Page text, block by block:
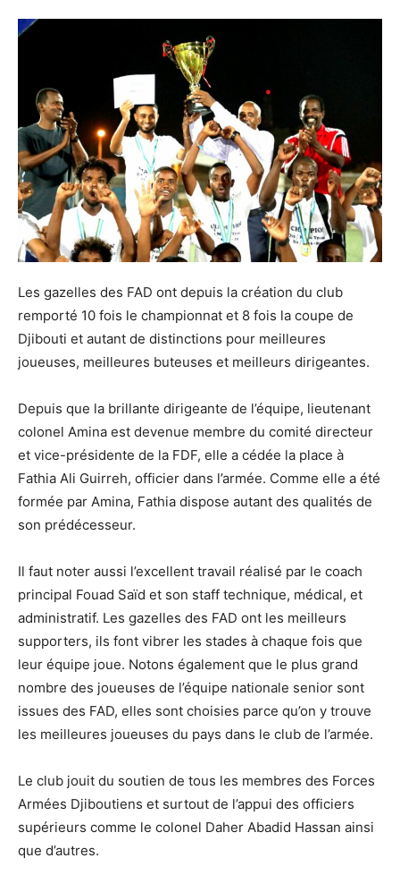
Les gazelles des FAD ont depuis la création du club
remporté 10 fois le championnat et 8 fois la coupe de
Djibouti et autant de distinctions pour meilleures
joueuses, meilleures buteuses et meilleurs dirigeantes.
Depuis que la brillante dirigeante de l’équipe, lieutenant
colonel Amina est devenue membre du comité directeur
et vice-présidente de la FDF, elle a cédée la place à
Fathia Ali Guirreh, officier dans l’armée. Comme elle a été
formée par Amina, Fathia dispose autant des qualités de
son prédécesseur.
Il faut noter aussi l’excellent travail réalisé par le coach
principal Fouad Saïd et son staff technique, médical, et
administratif. Les gazelles des FAD ont les meilleurs
supporters, ils font vibrer les stades à chaque fois que
leur équipe joue. Notons également que le plus grand
nombre des joueuses de l’équipe nationale senior sont
issues des FAD, elles sont choisies parce qu’on y trouve
les meilleures joueuses du pays dans le club de l’armée.
Le club jouit du soutien de tous les membres des Forces
Armées Djiboutiens et surtout de l’appui des officiers
supérieurs comme le colonel Daher Abadid Hassan ainsi
que d’autres.